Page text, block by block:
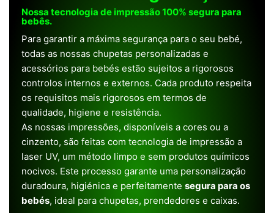
Nossa tecnologia de impressão 100% segura para
bebês.
Para garantir a máxima segurança para o seu bebé,
todas as nossas chupetas personalizadas e
acessórios para bebés estão sujeitos a rigorosos
controlos internos e externos. Cada produto respeita
os requisitos mais rigorosos em termos de
qualidade, higiene e resistência.
As nossas impressões, disponíveis a cores ou a
cinzento, são feitas com tecnologia de impressão a
laser UV, um método limpo e sem produtos químicos
nocivos. Este processo garante uma personalização
duradoura, higiénica e perfeitamente segura para os
bebés, ideal para chupetas, prendedores e caixas.